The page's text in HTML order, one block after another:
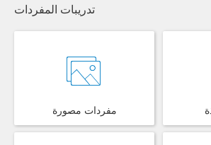
تدريبات المفردات
مفردات مصورة